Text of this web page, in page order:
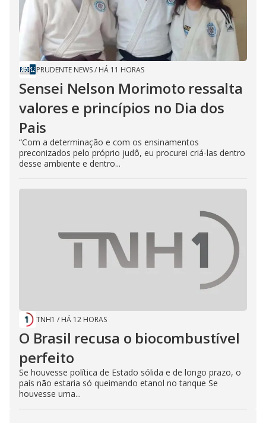
PRUDENTE NEWS/ HÁ 11 HORAS
Sensei Nelson Morimoto ressalta
valores e princípios no Dia dos
Pais
“Com a determinação e com os ensinamentos
preconizados pelo próprio judô, eu procurei criá-las dentro
desse ambiente e dentro...
TNH1 / HÁ 12 HORAS
O Brasil recusa o biocombustível
perfeito
Se houvesse política de Estado sólida e de longo prazo, o
país não estaria só queimando etanol no tanque Se
houvesse uma...